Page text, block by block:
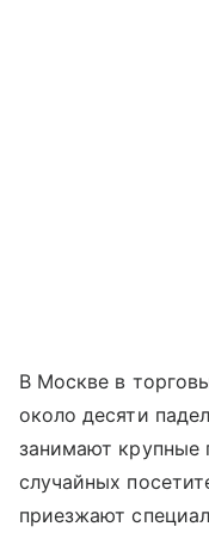
В Москве в
около десяти
занимают крупные
случайных
приезжают